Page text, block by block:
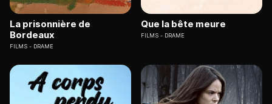
La prisonnière de
Bordeaux
FILMS DRAME
Que la bête meure
FILMS DRAME